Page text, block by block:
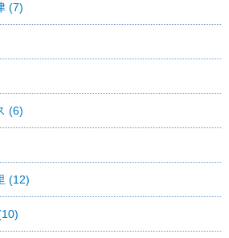
(7)
(6)
(12)